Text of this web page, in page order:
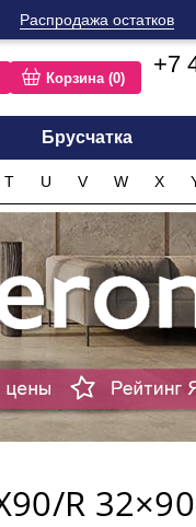
Распродажа остатков
Корзина (0)
+7
Брусчатка
T U V W X
R